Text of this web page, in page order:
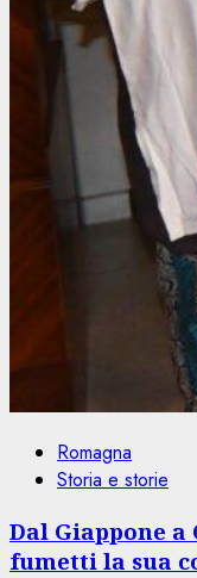
Romagna
Storia e storie
Dal Giappone
fumetti la sua